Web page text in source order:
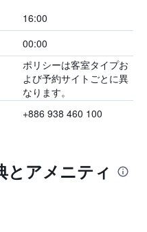
16:00
00:00
ポリシーは客室タイプお
よび予約サイトごとに異
なります。
+886 938 460 100
とアメニティ